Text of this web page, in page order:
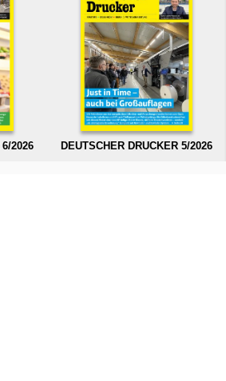
2026 DEUTSCHER DRUCKER 5/2026